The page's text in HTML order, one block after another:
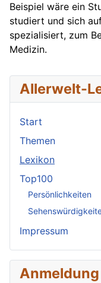
Beispiel wäre ein
studiert und sich
spezialisiert, zum
Medizin.
Allerwelt-
Start
Themen
Lexikon
Top100
Persönlichkeiten
Impressum
Anmeldung